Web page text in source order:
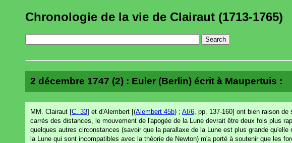
Chronologie de la vie de Clairaut (1713-1765)
2 décembre 1747 (2) : Euler (Berlin) écrit à Maupertuis :
MM. Clairaut [C. 33] et d'Alembert [(Alembert 45b) ; AI/6 , pp. 137-160] ont bien raison
carrés des distances, le mouvement de l'apogée de la Lune devrait être deux fois plus
quelques autres circonstances (savoir que la parallaxe de la Lune est plus grande
la Lune qui sont incompatibles avec la théorie de Newton) m'a porté à soutenir que les